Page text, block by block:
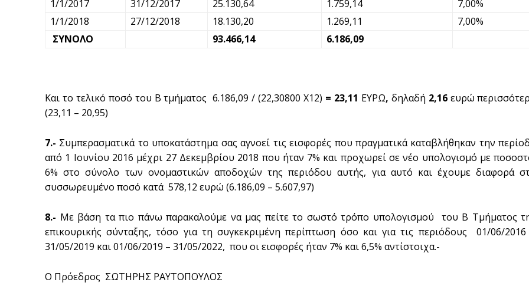
1/1/2017
31/12/2017 25.130,64 1.759,14
7,00%
1/1/2018
27/12/2018 18.130,20 1.269,11
7,00%
ΣΥΝΟΛΟ
93.466,14 6.186,09
Και το τελικό ποσό του Β τμήματος 6.186,09 / (22,30800 Χ12) = 23,11 ΕΥΡΩ, δηλαδή 2,16 ευρώ
(23,11 – 20,95)
7.- Συμπερασματικά το υποκατάστημα σας αγνοεί τις εισφορές που πραγματικά καταβλήθηκαν την
από 1 Ιουνίου 2016 μέχρι 27 Δεκεμβρίου 2018 που ήταν 7% και προχωρεί σε νέο υπολογισμό με
6% στο σύνολο των ονομαστικών αποδοχών της περιόδου αυτής, για αυτό και έχουμε διαφορά
συσσωρευμένο ποσό κατά 578,12 ευρώ (6.186,09 – 5.607,97)
8.- Με βάση τα πιο πάνω παρακαλούμε να μας πείτε το σωστό τρόπο υπολογισμού του Β Τμήματος
επικουρικής σύνταξης, τόσο για τη συγκεκριμένη περίπτωση όσο και για τις περιόδους 01/06/
31/05/2019 και 01/06/2019 – 31/05/2022, που οι εισφορές ήταν 7% και 6,5% αντίστοιχα.-
Ο Πρόεδρος ΣΩΤΗΡΗΣ ΡΑΥΤΟΠΟΥΛΟΣ